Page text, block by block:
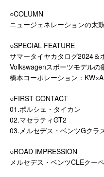
○COLUMN
ニュージェネレーションの太
○SPECIAL FEATURE
サマータイヤカタログ2024＆
Volkswagenスポーツモデルの
橋本コーポレーション：
○FIRST CONTACT
01.ポルシェ・タイカン
02.マセラティGT2
03.メルセデス・ベンツGクラ
○ROAD IMPRESSION
メルセデス・ベンツCLEクー